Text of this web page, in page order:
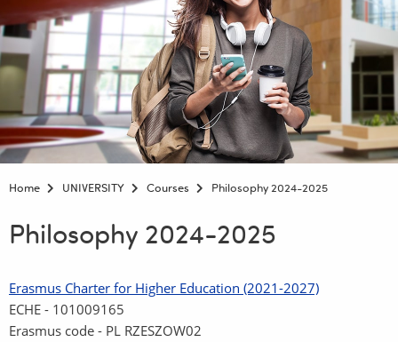
Home UNIVERSITY Courses Philosophy 2024-2025
Philosophy 2024-2025
Erasmus Charter for Higher Education (2021-2027)
ECHE - 101009165
Erasmus code - PL RZESZOW02